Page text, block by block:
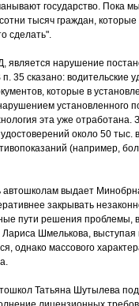
государство. Пока
тысяч граждан,
сделать".
нарушение
35 сказано: водительские
которые в
установленного
эта уже отработана.
около 50
(например,
выдает
закрывать
пути решения проблемы,
Шмелькова,
однако массового
Татьяна Шутылева